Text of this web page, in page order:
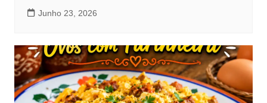
Junho 23, 2026